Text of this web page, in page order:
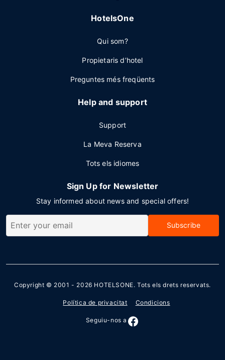
HotelsOne
Qui som?
Propietaris d’hotel
Preguntes més freqüents
Help and support
Support
La Meva Reserva
Tots els idiomes
Sign Up for Newsletter
Stay informed about news and special offers!
Subscribe
Copyright © 2001 - 2026 HOTELSONE. Tots els drets reservats.
Política de privacitat Condicions
Seguiu-nos a